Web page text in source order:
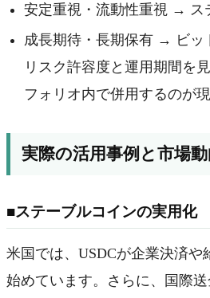
安定重視・流動性重視 → ス
成長期待・長期保有 → ビッ
リスク許容度と運用期間を
フォリオ内で併用するのが現
実際の活用事例と市場動
■ステーブルコインの実用化
米国では、USDCが企業決済や
始めています。さらに、国際